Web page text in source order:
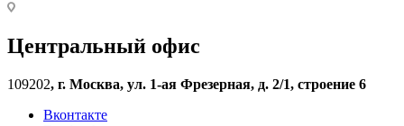
Центральный офис
109202, г. Москва, ул. 1-ая Фрезерная, д. 2/1, строение 6
Вконтакте